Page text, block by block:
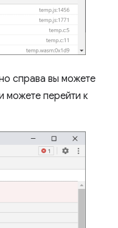
справа вы можете
можете перейти к